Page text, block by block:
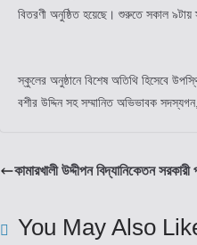
বিতরণী অনুষ্ঠিত হয়েছে। শুরুতে সকাল ৯টায়
স্কুলের অনুষ্ঠানে বিশেষ অতিথি হিসেবে
বশীর উদ্দিন সহ সম্মানিত অভিভাবক সদস্যগন,
কামারখালী উদ্দীপন বিদ্যানিকেতন
You May Also